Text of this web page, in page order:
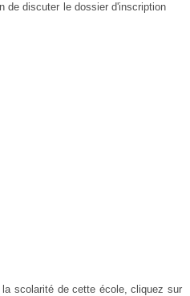
de discuter le dossier d'inscription
la scolarité de cette école, cliquez sur